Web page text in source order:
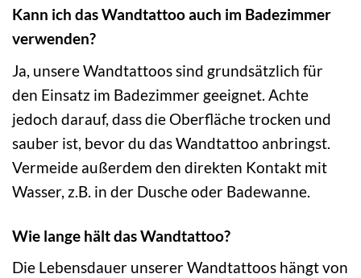
Kann ich das Wandtattoo auch im Badezimmer
verwenden?
Ja, unsere Wandtattoos sind grundsätzlich für
den Einsatz im Badezimmer geeignet. Achte
jedoch darauf, dass die Oberfläche trocken und
sauber ist, bevor du das Wandtattoo anbringst.
Vermeide außerdem den direkten Kontakt mit
Wasser, z.B. in der Dusche oder Badewanne.
Wie lange hält das Wandtattoo?
Die Lebensdauer unserer Wandtattoos hängt von